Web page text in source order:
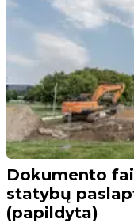
Dokumento
statybų
(papildyta)